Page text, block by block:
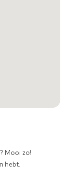
Mooi zo!
hebt.